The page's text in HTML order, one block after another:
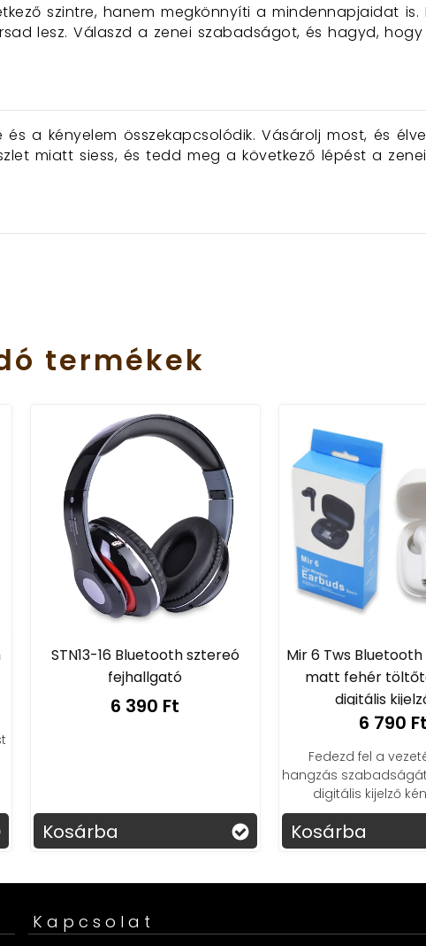
szintre, hanem megkönnyíti a mindennapjaidat is.
lesz. Válaszd a zenei szabadságot, és hagyd,
a kényelem összekapcsolódik. Vásárolj most, és
miatt siess, és tedd meg a következő lépést a
termékek
STN13-16 Bluetooth sztereó
fejhallgató
6 390 Ft
Kosárba
Mir 6 Tws
matt fehér
digitális
6 790 Ft
Fedezd fel a
hangzás
digitális kijelző
Kosárba
Kapcsolat